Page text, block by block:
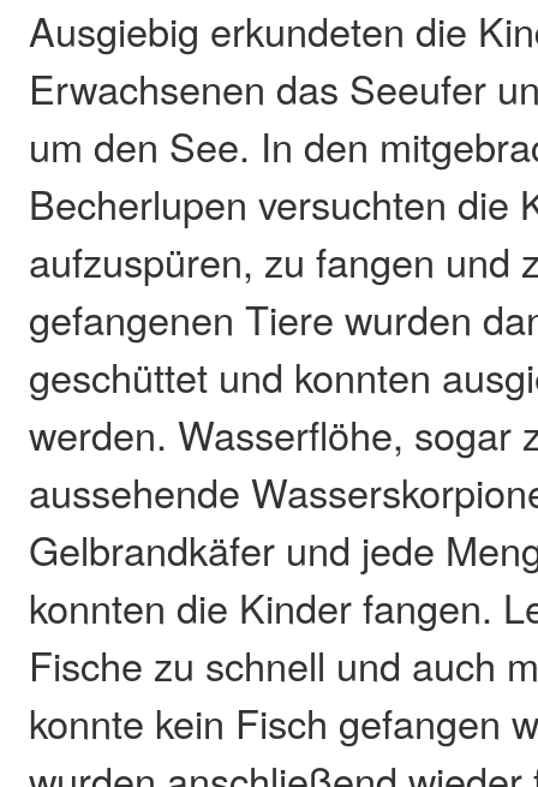
Ausgiebig erkundeten die
Erwachsenen das Seeufer
um den See. In den
Becherlupen versuchten die
aufzuspüren, zu fangen und
gefangenen Tiere wurden
geschüttet und konnten
werden. Wasserflöhe, sogar
aussehende
Gelbrandkäfer und jede
konnten die Kinder fangen.
Fische zu schnell und auch
konnte kein Fisch gefangen